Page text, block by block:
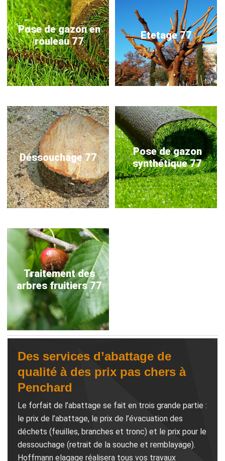
Pose de gazon en
rouleau 77
Etetage 77
Déssouchage 77
Pose de gazon
synthétique 77
Traitement des
arbres fruitiers 77
Des services d’abattage de
qualité à des prix pas chers à
Penchard
Le forfait de l’abattage se fait en trois grande partie :
le prix de l’abattage, le prix de l’évacuation des
déchets (feuilles, branches et tronc) et le prix pour le
dessouchage (retrait de la souche et remblayage).
Hoffmann elagage réalisera tous vos travaux